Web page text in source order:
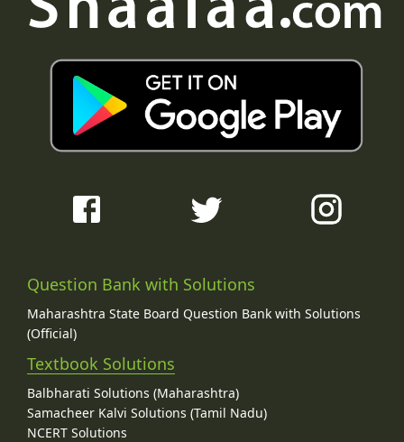
Question Bank with Solutions
Maharashtra State Board Question Bank with Solutions
(Official)
Textbook Solutions
Balbharati Solutions (Maharashtra)
Samacheer Kalvi Solutions (Tamil Nadu)
NCERT Solutions